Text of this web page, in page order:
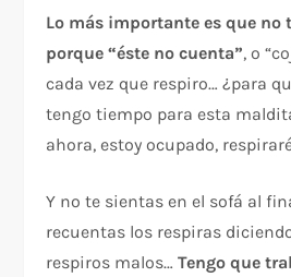
Lo más importante es que no
porque “éste no cuenta”, o
cada vez que respiro… ¿para
tengo tiempo para esta
ahora, estoy ocupado,
Y no te sientas en el sofá al
recuentas los respiras
respiros malos…Tengo que